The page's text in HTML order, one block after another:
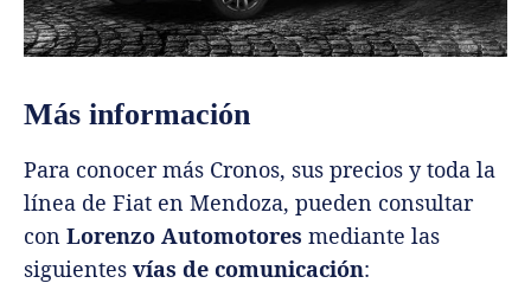
Más información
Para conocer más Cronos, sus precios y toda la
línea de Fiat en Mendoza, pueden consultar
con Lorenzo Automotores mediante las
siguientes vías de comunicación: